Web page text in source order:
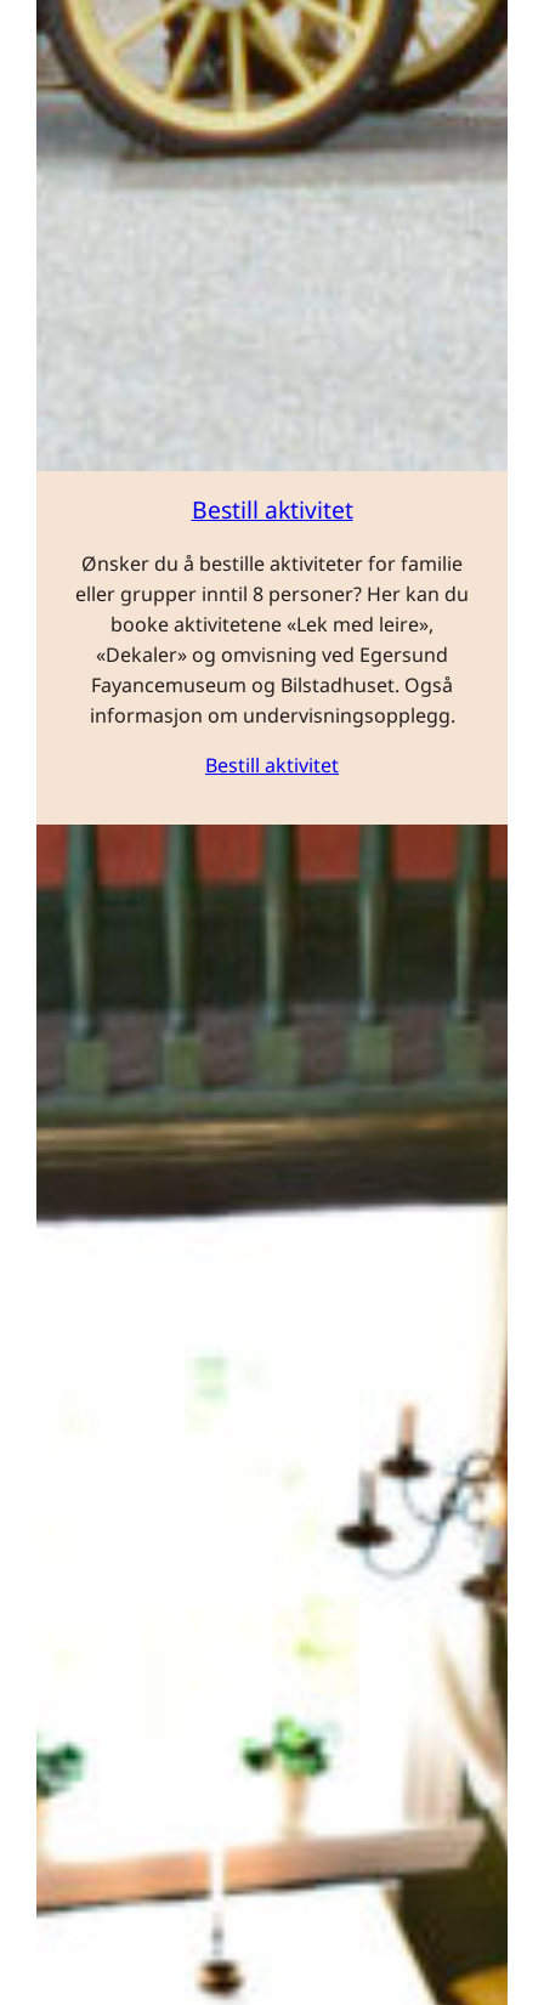
Bestill aktivitet
Ønsker du å bestille aktiviteter for familie
eller grupper inntil 8 personer? Her kan du
booke aktivitetene «Lek med leire»,
«Dekaler» og omvisning ved Egersund
Fayancemuseum og Bilstadhuset. Også
informasjon om undervisningsopplegg.
Bestill aktivitet